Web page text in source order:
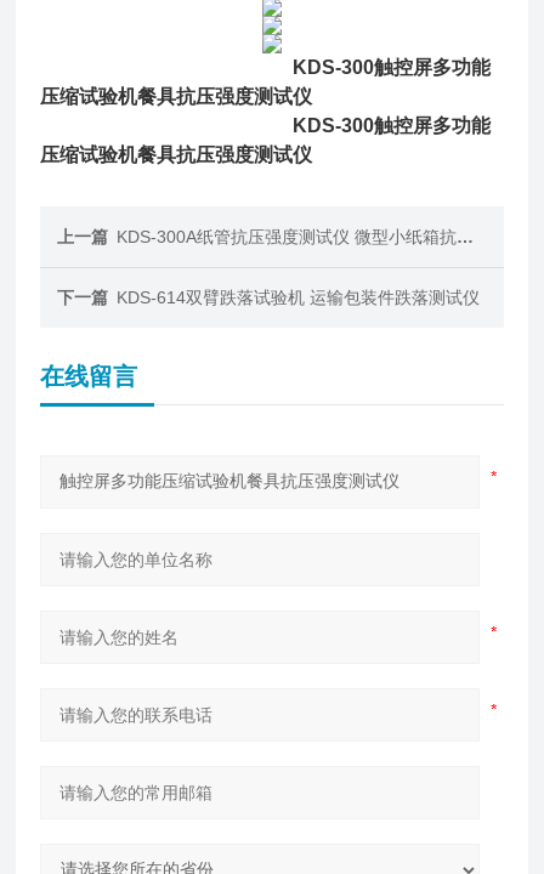
KDS-300触控屏多功能
压缩试验机餐具抗压强度测试仪
KDS-300触控屏多功能
压缩试验机餐具抗压强度测试仪
上一篇 KDS-300A纸管抗压强度测试仪 微型小纸箱抗压试验机
下一篇 KDS-614双臂跌落试验机 运输包装件跌落测试仪
在线留言